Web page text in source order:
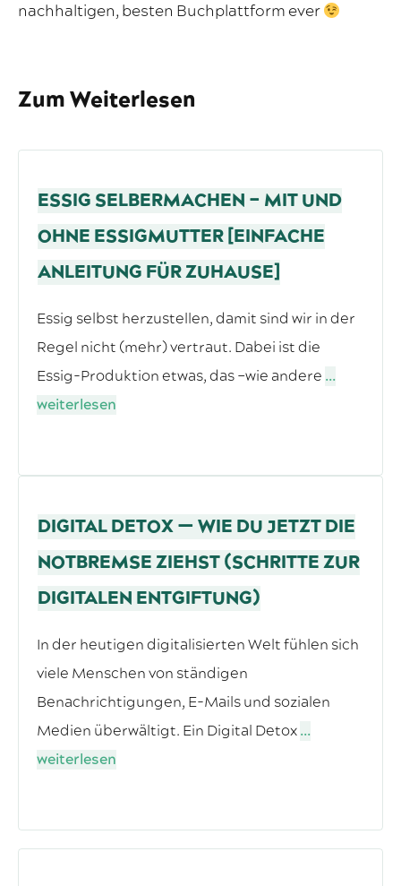
nachhaltigen, besten Buchplattform ever
Zum Weiterlesen
ESSIG SELBERMACHEN – MIT UND
OHNE ESSIGMUTTER [EINFACHE
ANLEITUNG FÜR ZUHAUSE]
Essig selbst herzustellen, damit sind wir in der
Regel nicht (mehr) vertraut. Dabei ist die
Essig-Produktion etwas, das –wie andere ...
weiterlesen
DIGITAL DETOX — WIE DU JETZT DIE
NOTBREMSE ZIEHST (SCHRITTE ZUR
DIGITALEN ENTGIFTUNG)
In der heutigen digitalisierten Welt fühlen sich
viele Menschen von ständigen
Benachrichtigungen, E-Mails und sozialen
Medien überwältigt. Ein Digital Detox...
weiterlesen